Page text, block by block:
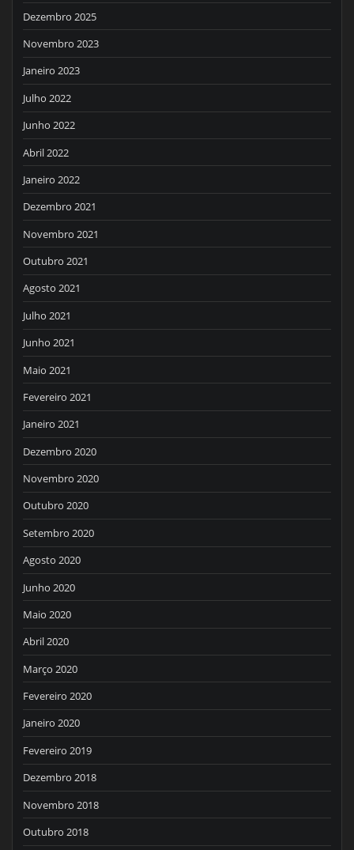
Dezembro 2025
Novembro 2023
Janeiro 2023
Julho 2022
Junho 2022
Abril 2022
Janeiro 2022
Dezembro 2021
Novembro 2021
Outubro 2021
Agosto 2021
Julho 2021
Junho 2021
Maio 2021
Fevereiro 2021
Janeiro 2021
Dezembro 2020
Novembro 2020
Outubro 2020
Setembro 2020
Agosto 2020
Junho 2020
Maio 2020
Abril 2020
Março 2020
Fevereiro 2020
Janeiro 2020
Fevereiro 2019
Dezembro 2018
Novembro 2018
Outubro 2018